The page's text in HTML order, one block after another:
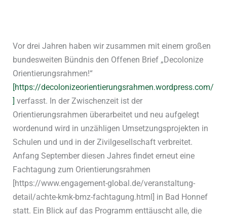
Vor drei Jahren haben wir zusammen mit einem großen
bundesweiten Bündnis den Offenen Brief „Decolonize
Orientierungsrahmen!“
[https://decolonizeorientierungsrahmen.wordpress.com/
]verfasst. In der Zwischenzeit ist der
Orientierungsrahmen überarbeitet und neu aufgelegt
wordenund wird in unzähligen Umsetzungsprojekten in
Schulen und und in der Zivilgesellschaft verbreitet.
Anfang September diesen Jahres findet erneut eine
Fachtagung zum Orientierungsrahmen
[https://www.engagement-global.de/veranstaltung-
detail/achte-kmk-bmz-fachtagung.html] in Bad Honnef
statt. Ein Blick auf das Programm enttäuscht alle, die